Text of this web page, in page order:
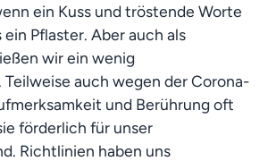
ein Kuss und tröstende Worte
ein Pflaster. Aber auch als
wir ein wenig
auch wegen der Corona-
und Berührung oft
förderlich für unser
Richtlinien haben uns